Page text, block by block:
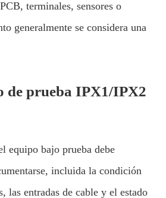
terminales, sensores o
generalmente se considera una
de prueba IPX1/IPX2
equipo bajo prueba debe
incluida la condición
las entradas de cable y el estado